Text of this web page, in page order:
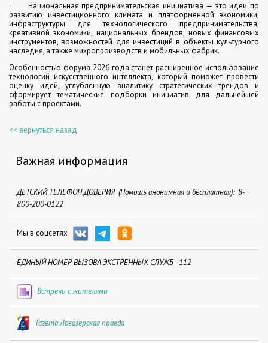
· Национальная предпринимательская инициатива — это идеи по
развитию инвестиционного климата и платформенной экономики,
инфраструктуры для технологического предпринимательства,
креативной экономики, национальных брендов, новых финансовых
инструментов, возможностей для инвестиций в объекты культурного
наследия, а также микропроизводств и мобильных фабрик.
Особенностью форума 2026 года станет расширенное использование
технологий искусственного интеллекта, который поможет провести
оценку идей, углубленную аналитику стратегических трендов и
сформирует тематические подборки инициатив для дальнейшей
работы с проектами.
<< вернуться назад
Важная информация
ДЕТСКИЙ ТЕЛЕФОН ДОВЕРИЯ (Помощь анонимная и бесплатная): 8-
800-200-0122
Мы в соцсетях
ЕДИНЫЙ НОМЕР ВЫЗОВА ЭКСТРЕННЫХ СЛУЖБ - 112
Встречи с жителями
Газета Ловозерская правда